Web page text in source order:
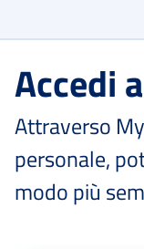
Accedi
Attraverso
personale,
modo più